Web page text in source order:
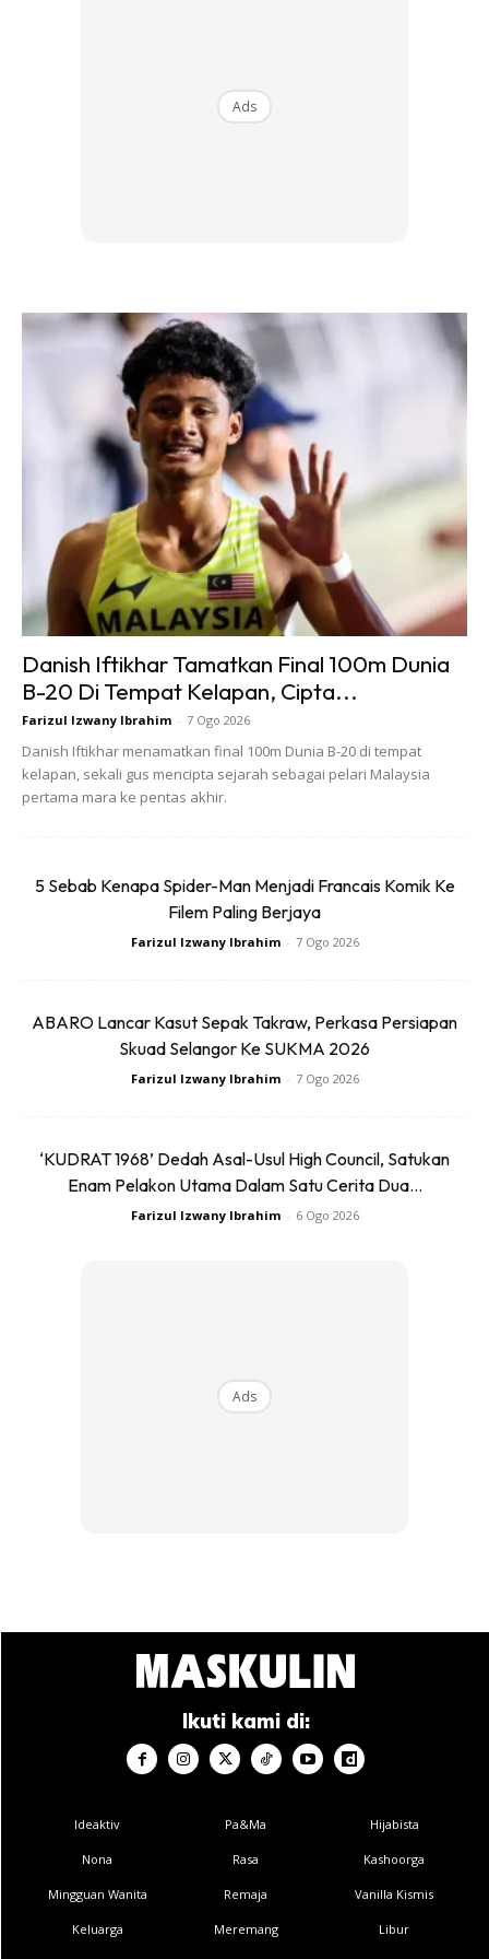
Namun semangat yang dibawa Azlan, tidak terhenti di situ.
Dia berjanji akan berusaha sedaya membatu gadis itu
bebas dari hukuman.
Ads
Danish Iftikhar Tamatkan Final 100m Dunia
B-20 Di Tempat Kelapan, Cipta...
Farizul Izwany Ibrahim - 7 Ogo 2026
Danish Iftikhar menamatkan final 100m Dunia B-20 di tempat
kelapan, sekali gus mencipta sejarah sebagai pelari Malaysia
pertama mara ke pentas akhir.
5 Sebab Kenapa Spider-Man Menjadi Francais Komik Ke
Filem Paling Berjaya
Farizul Izwany Ibrahim - 7 Ogo 2026
ABARO Lancar Kasut Sepak Takraw, Perkasa Persiapan
Skuad Selangor Ke SUKMA 2026
Farizul Izwany Ibrahim - 7 Ogo 2026
‘KUDRAT 1968’ Dedah Asal-Usul High Council, Satukan
Enam Pelakon Utama Dalam Satu Cerita Dua...
Farizul Izwany Ibrahim - 6 Ogo 2026
Ads
Ikuti kami di:
Ideaktiv
Nona
Mingguan Wanita
Keluarga
Pa&Ma
Rasa
Remaja
Meremang
Hijabista
Kashoorga
Vanilla Kismis
Libur